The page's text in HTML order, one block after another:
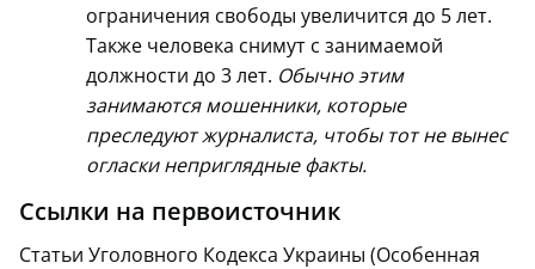
ограничения свободы увеличится до 5 лет.
Также человека снимут с занимаемой
должности до 3 лет. Обычно этим
занимаются мошенники, которые
преследуют журналиста, чтобы тот не вынес
огласки неприглядные факты.
Ссылки на первоисточник
Статьи Уголовного Кодекса Украины (Особенная